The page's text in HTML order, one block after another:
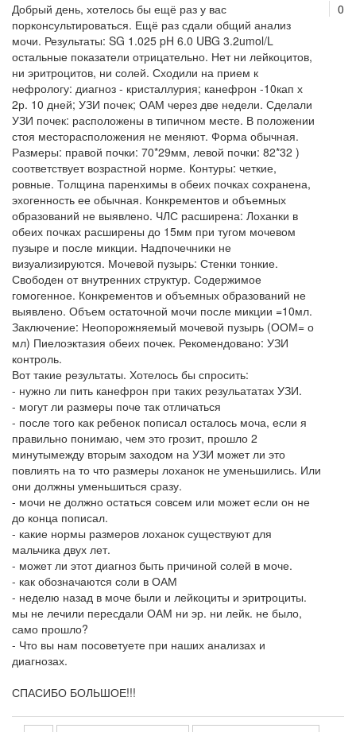
0
Добрый день, хотелось бы ещё раз у вас
порконсультироваться. Ещё раз сдали общий анализ
мочи. Результаты: SG 1.025 pH 6.0 UBG 3.2umol/L
остальные показатели отрицательно. Нет ни лейкоцитов,
ни эритроцитов, ни солей. Сходили на прием к
нефрологу: диагноз - кристаллурия; канефрон -10кап х
2р. 10 дней; УЗИ почек; ОАМ через две недели. Сделали
УЗИ почек: расположены в типичном месте. В положении
стоя месторасположения не меняют. Форма обычная.
Размеры: правой почки: 70*29мм, левой почки: 82*32 )
соответствует возрастной норме. Контуры: четкие,
ровные. Толщина паренхимы в обеих почках сохранена,
эхогенность ее обычная. Конкрементов и объемных
образований не выявлено. ЧЛС расширена: Лоханки в
обеих почках расширены до 15мм при тугом мочевом
пузыре и после микции. Надпочечники не
визуализируются. Мочевой пузырь: Стенки тонкие.
Свободен от внутренних структур. Содержимое
гомогенное. Конкрементов и объемных образований не
выявлено. Объем остаточной мочи после микции =10мл.
Заключение: Неопорожняемый мочевой пузырь (ООМ= о
мл) Пиелоэктазия обеих почек. Рекомендовано: УЗИ
контроль.
Вот такие результаты. Хотелось бы спросить:
- нужно ли пить канефрон при таких резульататах УЗИ.
- могут ли размеры поче так отличаться
- после того как ребенок пописал осталось моча, если я
правильно понимаю, чем это грозит, прошло 2
минутымежду вторым заходом на УЗИ может ли это
повлиять на то что размеры лоханок не уменьшились. Или
они должны уменьшиться сразу.
- мочи не должно остаться совсем или может если он не
до конца пописал.
- какие нормы размеров лоханок существуют для
мальчика двух лет.
- может ли этот диагноз быть причиной солей в моче.
- как обозначаются соли в ОАМ
- неделю назад в моче были и лейкоциты и эритроциты.
мы не лечили пересдали ОАМ ни эр. ни лейк. не было,
само прошло?
- Что вы нам посоветуете при наших анализах и
диагнозах.
СПАСИБО БОЛЬШОЕ!!!